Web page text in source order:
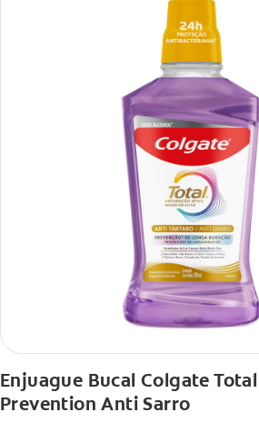
Enjuague Bucal Colgate
Prevention Anti Sarro